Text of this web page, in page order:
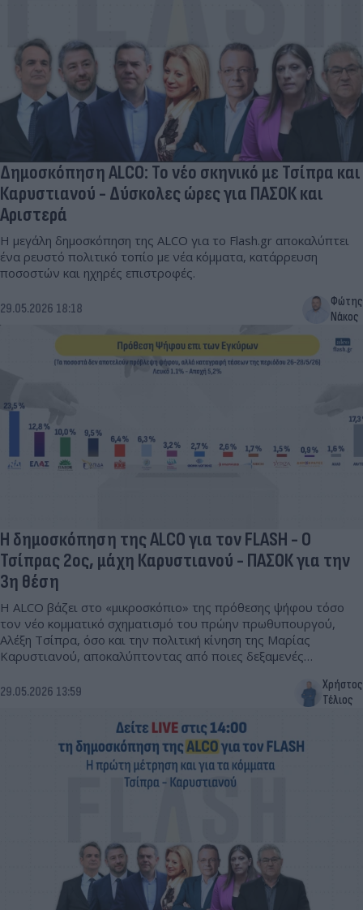
Δημοσκόπηση ALCO: Το νέο σκηνικό με Τσίπρα και
Καρυστιανού - Δύσκολες ώρες για ΠΑΣΟΚ και
Αριστερά
Η μεγάλη δημοσκόπηση της ALCO για το Flash.gr αποκαλύπτει
ένα ρευστό πολιτικό τοπίο με νέα κόμματα, κατάρρευση
ποσοστών και ηχηρές επιστροφές.
29.05.2026 18:18
Φώτης
Νάκος
Η δημοσκόπηση της ALCO για τον FLASH - Ο
Τσίπρας 2ος, μάχη Καρυστιανού - ΠΑΣΟΚ για την
3η θέση
Η ALCO βάζει στο «μικροσκόπιο» της πρόθεσης ψήφου τόσο
τον νέο κομματικό σχηματισμό του πρώην πρωθυπουργού,
Αλέξη Τσίπρα, όσο και την πολιτική κίνηση της Μαρίας
Καρυστιανού, αποκαλύπτοντας από ποιες δεξαμενές
29.05.2026 13:59
Χρήστος
Τέλιος